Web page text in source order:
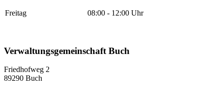
Freitag 08:00 - 12:00 Uhr
Verwaltungsgemeinschaft Buch
Friedhofweg 2
89290 Buch